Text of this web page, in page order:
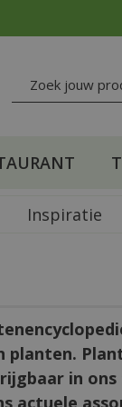
Inspiratie
planten.
in
actuele